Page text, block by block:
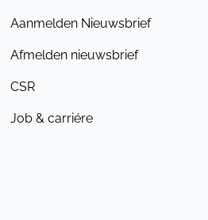
Aanmelden Nieuwsbrief
Afmelden nieuwsbrief
CSR
Job & carriére